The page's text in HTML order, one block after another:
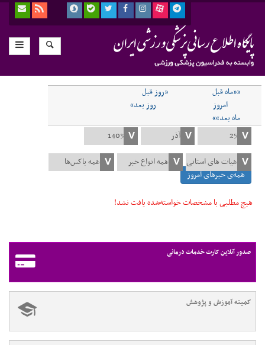
««ماه قبل
«روز قبل
امروز
روز بعد»
ماه بعد»»
همه‌ی خبرهای امروز
هیچ مطلبی با مشخصات خواسته‌شده یافت نشد!
صدور آنلاین کارت خدمات درمانی
کمیته آموزش و پژوهش